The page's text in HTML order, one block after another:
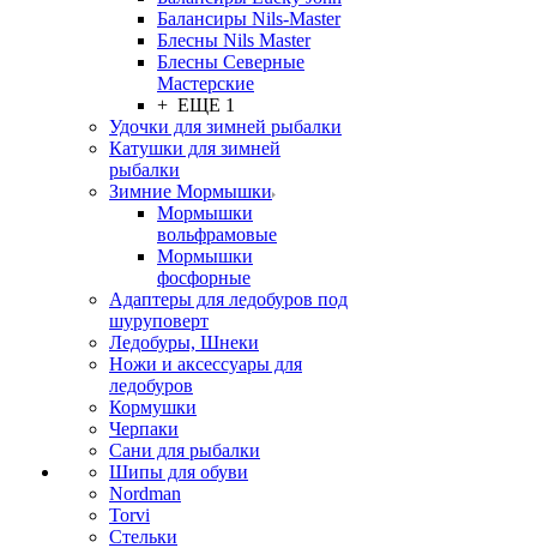
Балансиры Nils-Master
Блесны Nils Master
Блесны Северные
Мастерские
+ ЕЩЕ 1
Удочки для зимней рыбалки
Катушки для зимней
рыбалки
Зимние Мормышки
Мормышки
вольфрамовые
Мормышки
фосфорные
Адаптеры для ледобуров под
шуруповерт
Ледобуры, Шнеки
Ножи и аксессуары для
ледобуров
Кормушки
Черпаки
Сани для рыбалки
Шипы для обуви
Nordman
Torvi
Стельки